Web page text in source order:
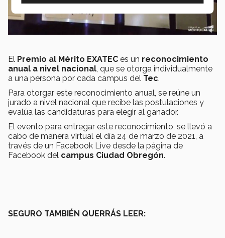
El Premio al Mérito EXATEC es un reconocimiento
anual a nivel nacional, que se otorga individualmente
a una persona por cada campus del Tec.
Para otorgar este reconocimiento anual, se reúne un
jurado a nivel nacional que recibe las postulaciones y
evalúa las candidaturas para elegir al ganador.
El evento para entregar este reconocimiento, se llevó a
cabo de manera virtual el día 24 de marzo de 2021, a
través de un Facebook Live desde la página de
Facebook del campus Ciudad Obregón.
SEGURO TAMBIÉN QUERRÁS LEER: